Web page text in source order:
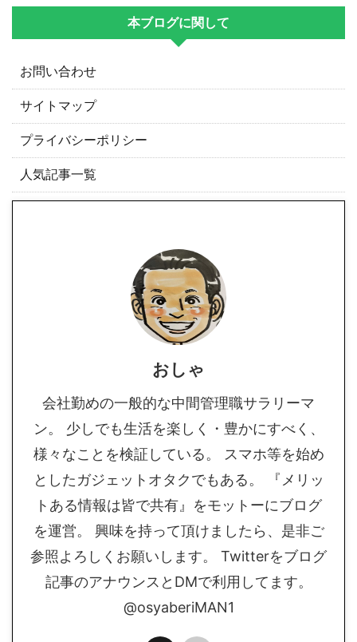
本ブログに関して
お問い合わせ
サイトマップ
プライバシーポリシー
人気記事一覧
おしゃ
会社勤めの一般的な中間管理職サラリーマ
ン。 少しでも生活を楽しく・豊かにすべく、
様々なことを検証している。 スマホ等を始め
としたガジェットオタクでもある。 『メリッ
トある情報は皆で共有』をモットーにブログ
を運営。 興味を持って頂けましたら、是非ご
参照よろしくお願いします。 Twitterをブログ
記事のアナウンスとDMで利用してます。
@osyaberiMAN1